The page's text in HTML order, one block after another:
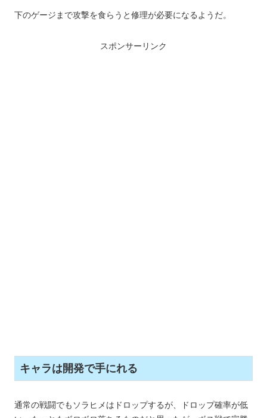
下のゲージまで攻撃を食らうと修理が必要になるようだ。
スポンサーリンク
キャラは開発で手にれる
通常の戦闘でもソラヒメはドロップするが、ドロップ確率が低